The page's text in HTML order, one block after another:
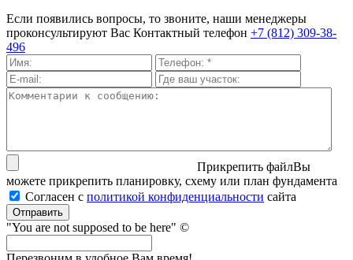
Если появились вопросы, то звоните, наши менеджеры
проконсультируют Вас Контактный телефон +7 (812) 309-38-
496
Прикрепить файлВы
можете прикрепить планировку, схему или план фундамента
Согласен с политикой кон­фи­ден­ци­аль­нос­ти сайта
Отправить
"You are not supposed to be here" ©